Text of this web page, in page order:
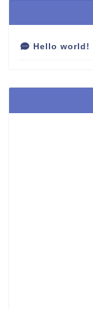
Hello world!